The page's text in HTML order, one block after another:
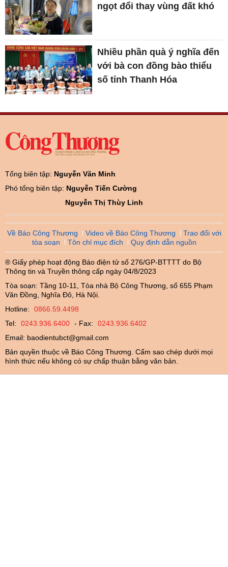
ngọt đổi thay vùng đất khó
Nhiều phần quà ý nghĩa đến
với bà con đồng bào thiểu
số tỉnh Thanh Hóa
Tổng biên tập: Nguyễn Văn Minh
Phó tổng biên tập: Nguyễn Tiến Cường
Nguyễn Thị Thùy Linh
Về Báo Công Thương Video về Báo Công Thương
Trao đổi với
tòa soạn
Tôn chỉ mục đích Quy định dẫn nguồn
® Giấy phép hoạt động Báo điện tử số 276/GP-BTTTT do Bộ
Thông tin và Truyền thông cấp ngày 04/8/2023
Tòa soạn: Tầng 10-11, Tòa nhà Bộ Công Thương, số 655 Phạm
Văn Đồng, Nghĩa Đô, Hà Nội.
Hotline:
0866.59.4498
Tel:
0243.936.6400 - Fax:
0243.936.6402
Email: baodientubct@gmail.com
Bản quyền thuộc về Báo Công Thương. Cấm sao chép dưới mọi
hình thức nếu không có sự chấp thuận bằng văn bản.